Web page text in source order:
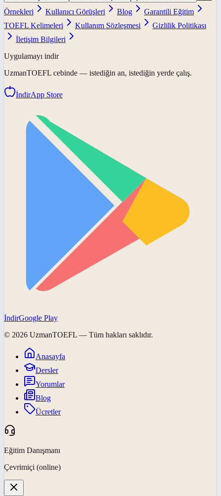
Örnekleri
Kullanıcı Görüşleri Blog
Garantili Eğitim
TOEFL Kelimeleri
Kullanım Sözleşmesi
Gizlilik Politikası
İletişim Bilgileri
Uygulamayı indir
UzmanTOEFL cebinde — istediğin an, istediğin yerde çalış.
İndirApp Store
İndirGoogle Play
© 2026 UzmanTOEFL — Tüm hakları saklıdır.
Anasayfa
Dersler
Yorumlar
Blog
Ücretler
Eğitim Danışmanı
Çevrimiçi (online)